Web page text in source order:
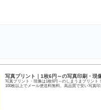
写真プリント｜1枚6円～の写真印刷・現
写真プリント・現像は1枚6円～のしまうまプリン
100枚以上でメール便送料無料。高品質で安い写真